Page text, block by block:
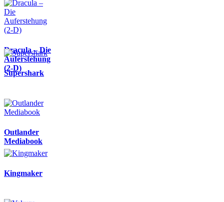
Dracula – Die
Auferstehung
(2-D)
Supershark
Outlander
Mediabook
Kingmaker